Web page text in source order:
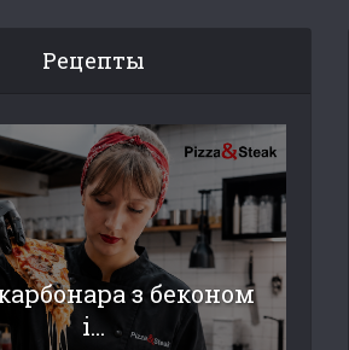
Рецепты
з беконом
і...